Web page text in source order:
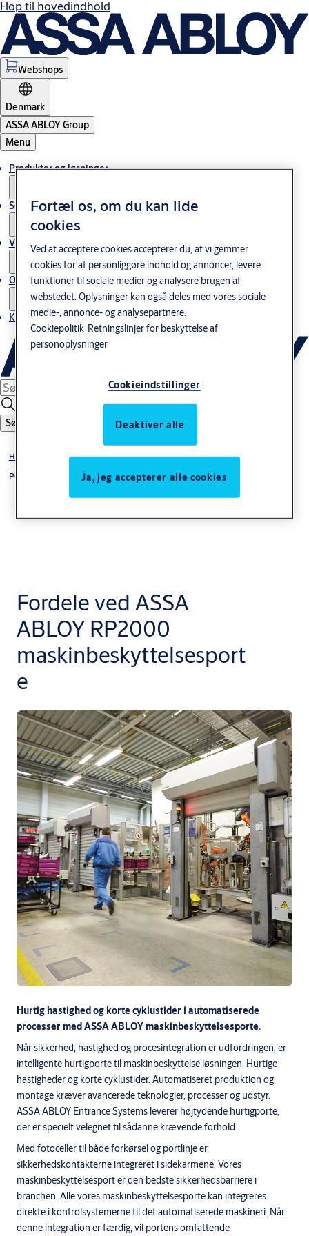
Hop til hovedindhold
Webshops
Denmark
ASSA ABLOY Group
Menu
Produkter og løsninger
Service
Viden og cases
Om os
Kontakt os
Søg
Hurtigporte
Porte til maskinbeskyttelse
Fordele ved ASSA
ABLOY RP2000
maskinbeskyttelsesport
e
Hurtig hastighed og korte cyklustider i automatiserede
processer med ASSA ABLOY maskinbeskyttelsesporte.
Når sikkerhed, hastighed og procesintegration er udfordringen, er
intelligente hurtigporte til maskinbeskyttelse løsningen. Hurtige
hastigheder og korte cyklustider. Automatiseret produktion og
montage kræver avancerede teknologier, processer og udstyr.
ASSA ABLOY Entrance Systems leverer højtydende hurtigporte,
der er specielt velegnet til sådanne krævende forhold.
Med fotoceller til både forkørsel og portlinje er
sikkerhedskontakterne integreret i sidekarmene. Vores
maskinbeskyttelsesport er den bedste sikkerhedsbarriere i
branchen. Alle vores maskinbeskyttelsesporte kan integreres
direkte i kontrolsystemerne til det automatiserede maskineri. Når
denne integration er færdig, vil portens omfattende
Fortæl os, om du kan lide
cookies
Ved at acceptere cookies accepterer du, at vi gemmer
cookies for at personliggøre indhold og annoncer, levere
funktioner til sociale medier og analysere brugen af
webstedet. Oplysninger kan også deles med vores sociale
medie-, annonce- og analysepartnere.
Cookiepolitik Retningslinjer for beskyttelse af
personoplysninger
Cookieindstillinger
Deaktiver alle
Ja, jeg accepterer alle cookies